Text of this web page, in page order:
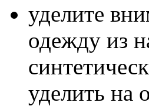
уделите
одежду из
уделить на